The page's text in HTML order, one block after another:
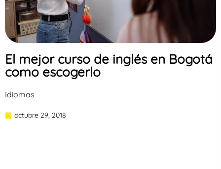
El mejor curso de inglés en Bogotá
como escogerlo
Idiomas
octubre 29, 2018